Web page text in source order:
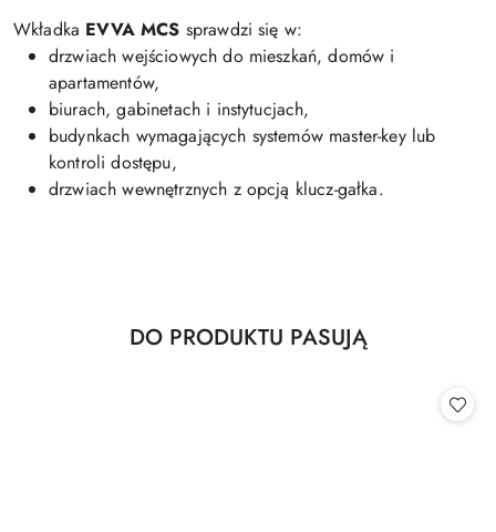
Wkładka EVVA MCS sprawdzi się w:
drzwiach wejściowych do mieszkań, domów i
apartamentów,
biurach, gabinetach i instytucjach,
budynkach wymagających systemów master-key lub
kontroli dostępu,
drzwiach wewnętrznych z opcją klucz-gałka.
Pomiń karuzelę produktów
Produkty
DO PRODUKTU PASUJĄ